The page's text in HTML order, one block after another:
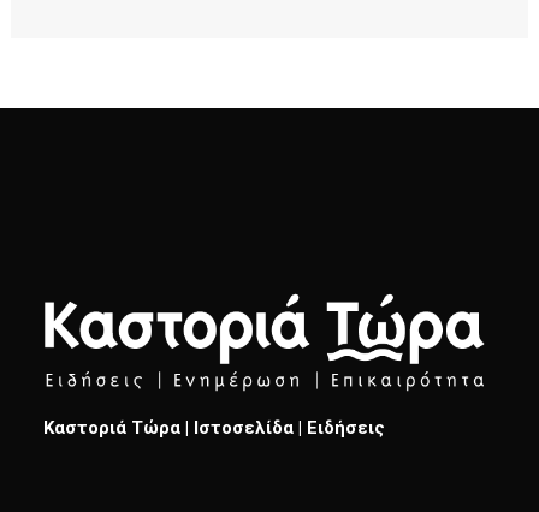
Καστοριά Τώρα | Ιστοσελίδα | Ειδήσεις